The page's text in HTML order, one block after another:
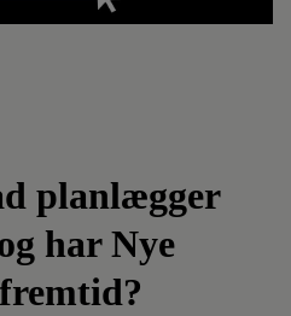
planlægger
har Nye